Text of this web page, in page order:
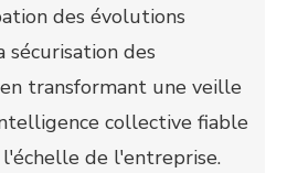
des évolutions
des
transformant une veille
collective fiable
de l'entreprise.